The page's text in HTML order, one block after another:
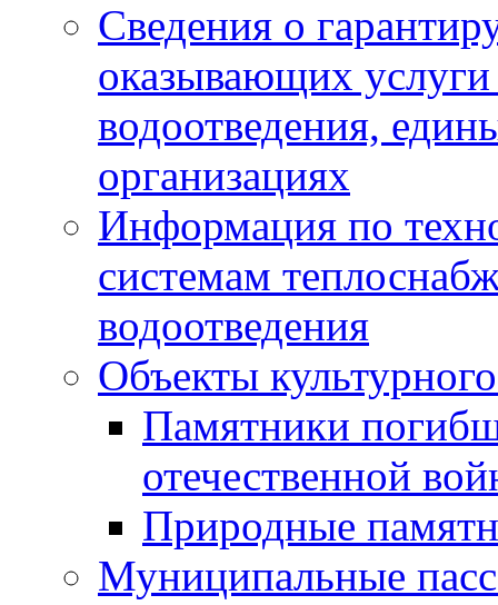
Сведения о
оказывающих
водоотведения,
организациях
Информация по
системам
водоотведения
Объекты
Памятники
отечественной
Природные
Муниципальные